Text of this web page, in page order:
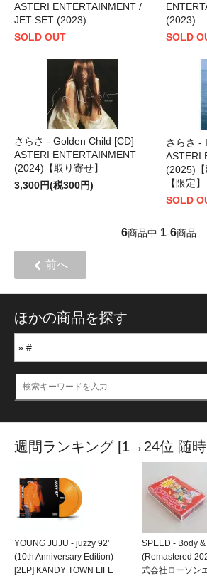
ASTERI ENTERTAINMENT /
JET SET (2023)
SOLD OUT
(2023)
SOLD
さらさ - Golden Child [CD]
ASTERI ENTERTAINMENT
(2024)【取り寄せ】
3,300円(税300円)
さらさ -
ASTERI
(2025)【
【限定】
SOLD
6商品中 1-6商品
前へ
ほかの商品を探す
週間ランキング [1→24位 随
YOUNG JUJU - juzzy 92'
(10th Anniversary Edition)
[2LP] KANDY TOWN LIFE
SPEED - Body
(Remastered
式会社ローソン